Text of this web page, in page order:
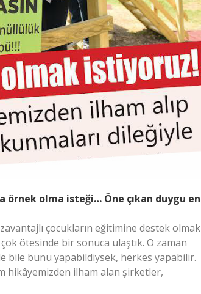
örnek olma isteği… Öne çıkan duygu en
çocukların eğitimine destek olmak
ötesinde bir sonuca ulaştık. O zaman
bile bunu yapabildiysek, herkes yapabilir.
hikâyemizden ilham alan şirketler,